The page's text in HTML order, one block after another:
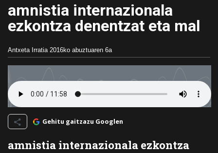
amnistia internazionala
ezkontza denentzat eta mal
Antxeta Irratia 2016ko abuztuaren 6a
Gehitu gaitzazu Googlen
amnistia internazionala ezkontza